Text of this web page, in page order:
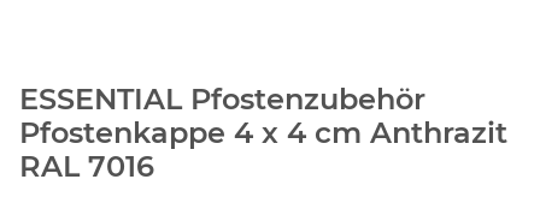
ESSENTIAL Pfostenzubehör
Pfostenkappe 4 x 4 cm Anthrazit
RAL 7016